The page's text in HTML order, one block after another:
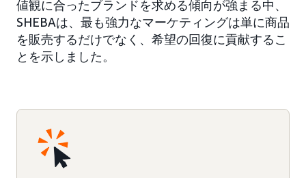
値観に合ったブランドを求める傾向が強まる中、
SHEBAは、最も強力なマーケティングは単に商品
を販売するだけでなく、希望の回復に貢献するこ
とを示しました。